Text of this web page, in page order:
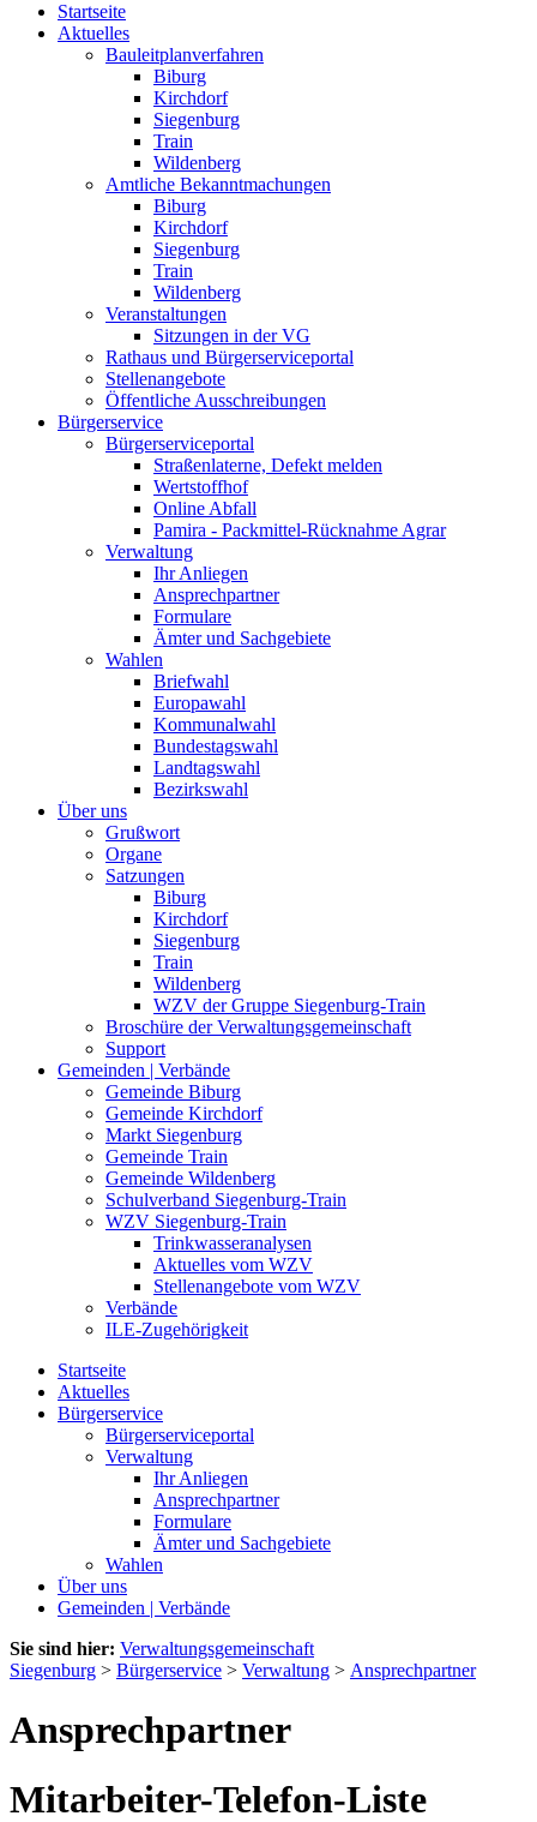
Startseite
Aktuelles
Bauleitplanverfahren
Biburg
Kirchdorf
Siegenburg
Train
Wildenberg
Amtliche Bekanntmachungen
Biburg
Kirchdorf
Siegenburg
Train
Wildenberg
Veranstaltungen
Sitzungen in der VG
Rathaus und Bürgerserviceportal
Stellenangebote
Öffentliche Ausschreibungen
Bürgerservice
Bürgerserviceportal
Straßenlaterne, Defekt melden
Wertstoffhof
Online Abfall
Pamira - Packmittel-Rücknahme Agrar
Verwaltung
Ihr Anliegen
Ansprechpartner
Formulare
Ämter und Sachgebiete
Wahlen
Briefwahl
Europawahl
Kommunalwahl
Bundestagswahl
Landtagswahl
Bezirkswahl
Über uns
Grußwort
Organe
Satzungen
Biburg
Kirchdorf
Siegenburg
Train
Wildenberg
WZV der Gruppe Siegenburg-Train
Broschüre der Verwaltungsgemeinschaft
Support
Gemeinden | Verbände
Gemeinde Biburg
Gemeinde Kirchdorf
Markt Siegenburg
Gemeinde Train
Gemeinde Wildenberg
Schulverband Siegenburg-Train
WZV Siegenburg-Train
Trinkwasseranalysen
Aktuelles vom WZV
Stellenangebote vom WZV
Verbände
ILE-Zugehörigkeit
Startseite
Aktuelles
Bürgerservice
Bürgerserviceportal
Verwaltung
Ihr Anliegen
Ansprechpartner
Formulare
Ämter und Sachgebiete
Wahlen
Über uns
Gemeinden | Verbände
Sie sind hier: Verwaltungsgemeinschaft
Siegenburg > Bürgerservice > Verwaltung > Ansprechpartner
Ansprechpartner
Mitarbeiter-Telefon-Liste